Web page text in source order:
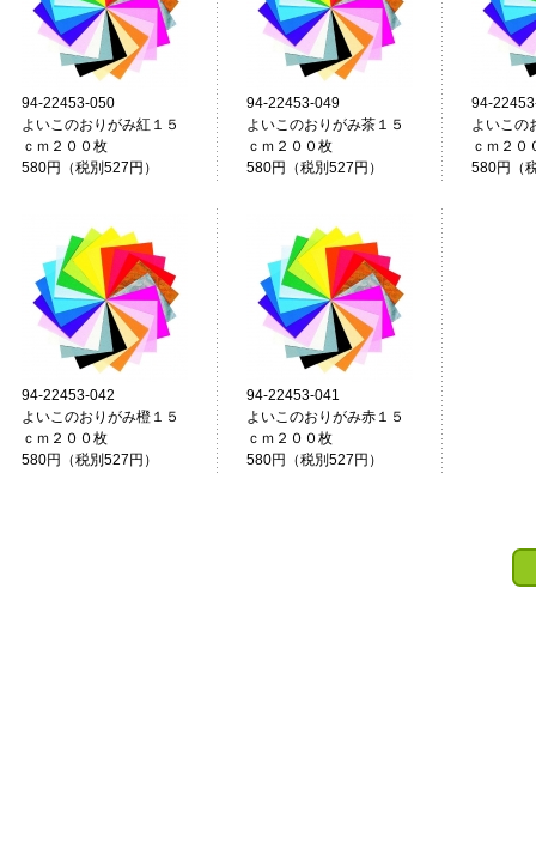
94-22453-050
よいこのおりがみ紅１５
ｃｍ２００枚
580円（税別527円）
94-22453-049
よいこのおりがみ茶１５
ｃｍ２００枚
580円（税別527円）
94-
よいこの
ｃｍ２０
580円（
94-22453-042
よいこのおりがみ橙１５
ｃｍ２００枚
580円（税別527円）
94-22453-041
よいこのおりがみ赤１５
ｃｍ２００枚
580円（税別527円）